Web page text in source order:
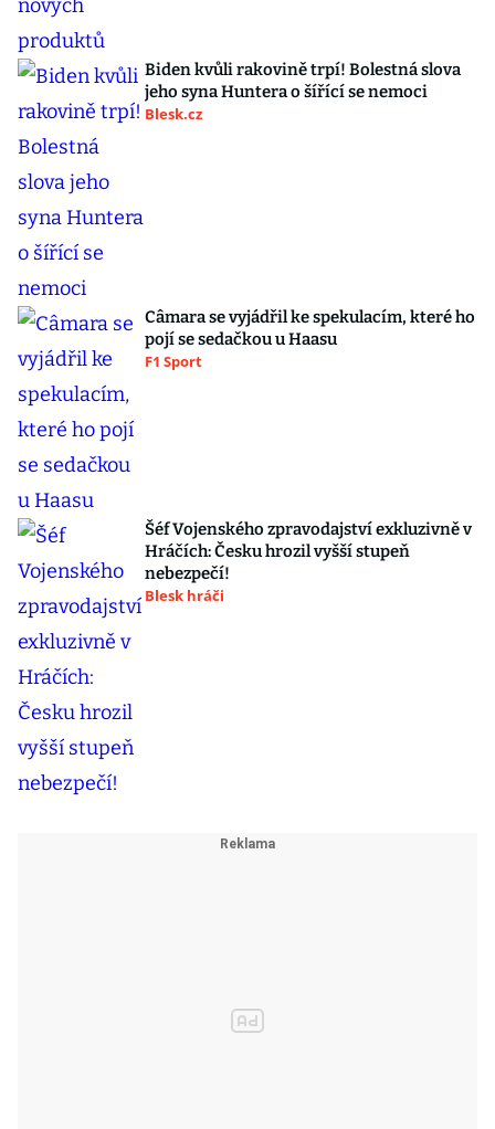
Biden kvůli rakovině trpí! Bolestná slova
jeho syna Huntera o šířící se nemoci
Blesk.cz
Câmara se vyjádřil ke spekulacím, které ho
pojí se sedačkou u Haasu
F1 Sport
Šéf Vojenského zpravodajství exkluzivně v
Hráčích: Česku hrozil vyšší stupeň
nebezpečí!
Blesk hráči